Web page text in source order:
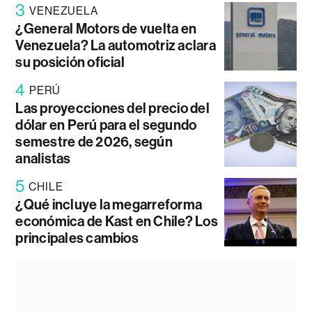
3 VENEZUELA
¿General Motors de vuelta en
Venezuela? La automotriz aclara
su posición oficial
4 PERÚ
Las proyecciones del precio del
dólar en Perú para el segundo
semestre de 2026, según
analistas
5 CHILE
¿Qué incluye la megarreforma
económica de Kast en Chile? Los
principales cambios